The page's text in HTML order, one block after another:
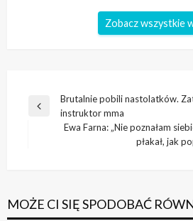
Zobacz wszystkie
Nawigacja
wpisu
Poprzedni
Brutalnie pobili nastolatków.
instruktor mma
Ewa Farna: „Nie poznałam
płakał, jak
MOŻE CI SIĘ SPODOBAĆ